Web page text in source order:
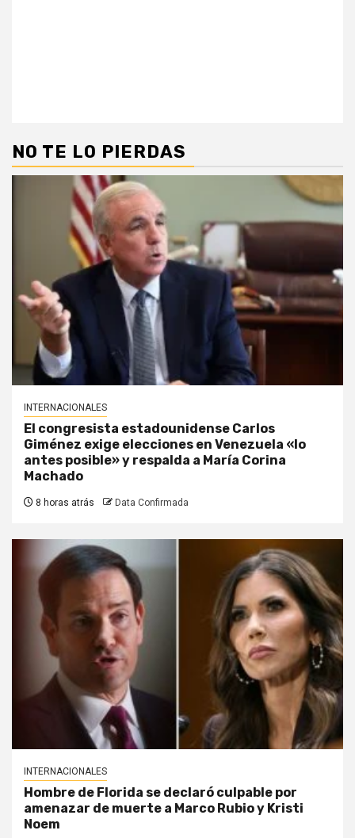
NO TE LO PIERDAS
INTERNACIONALES
El congresista estadounidense Carlos
Giménez exige elecciones en Venezuela «lo
antes posible» y respalda a María Corina
Machado
8 horas atrás Data Confirmada
INTERNACIONALES
Hombre de Florida se declaró culpable por
amenazar de muerte a Marco Rubio y Kristi
Noem